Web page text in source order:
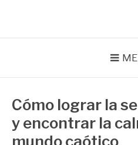
Cómo lograr la
y encontrar la
mundo caótico